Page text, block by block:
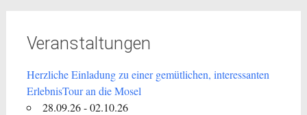
Veranstaltungen
Herzliche Einladung zu einer gemütlichen, interessanten
ErlebnisTour an die Mosel
28.09.26 - 02.10.26